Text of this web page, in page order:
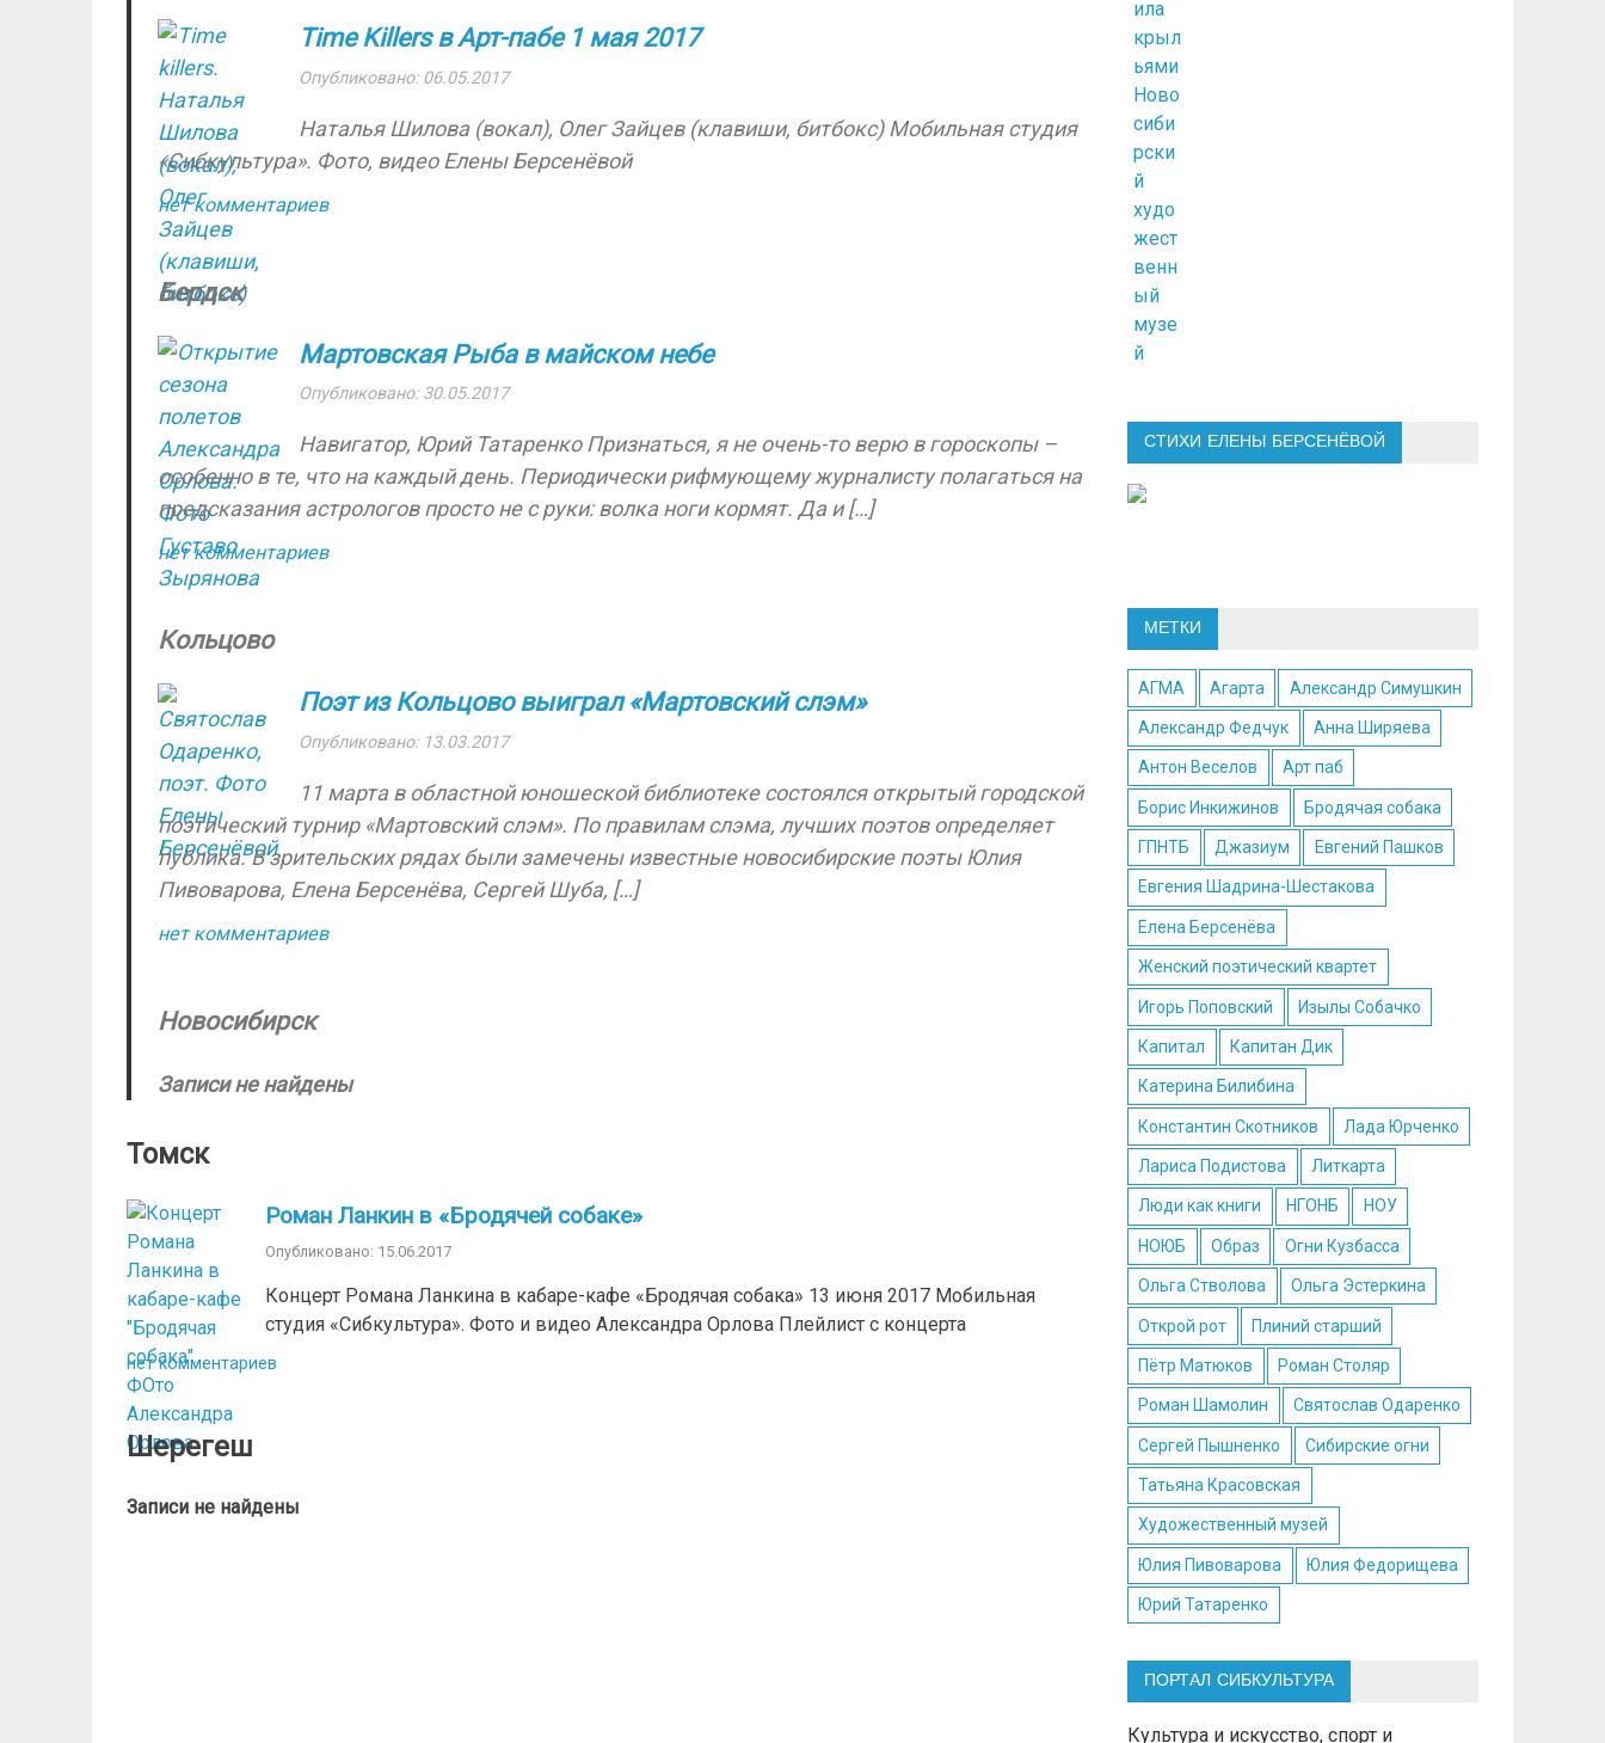
Time Killers в Арт-пабе 1 мая 2017
Опубликовано: 06.05.2017
Наталья Шилова (вокал), Олег Зайцев (клавиши, битбокс) Мобильная студия
«Сибкультура». Фото, видео Елены Берсенёвой
нет комментариев
Бердск
Мартовская Рыба в майском небе
Опубликовано: 30.05.2017
Навигатор, Юрий Татаренко Признаться, я не очень-то верю в гороскопы –
особенно в те, что на каждый день. Периодически рифмующему журналисту полагаться на
предсказания астрологов просто не с руки: волка ноги кормят. Да и […]
нет комментариев
Кольцово
Поэт из Кольцово выиграл «Мартовский слэм»
Опубликовано: 13.03.2017
11 марта в областной юношеской библиотеке состоялся открытый городской
поэтический турнир «Мартовский слэм». По правилам слэма, лучших поэтов определяет
публика. В зрительских рядах были замечены известные новосибирские поэты Юлия
Пивоварова, Елена Берсенёва, Сергей Шуба, […]
нет комментариев
Новосибирск
Записи не найдены
Томск
Роман Ланкин в «Бродячей собаке»
Опубликовано: 15.06.2017
Концерт Романа Ланкина в кабаре-кафе «Бродячая собака» 13 июня 2017 Мобильная
студия «Сибкультура». Фото и видео Александра Орлова Плейлист с концерта
нет комментариев
Шерегеш
Записи не найдены
СТИХИ ЕЛЕНЫ БЕРСЕНЁВОЙ
МЕТКИ
АГМА Агарта Александр Симушкин
Александр Федчук Анна Ширяева
Антон Веселов Арт паб
Борис Инкижинов Бродячая собака
ГПНТБ Джазиум Евгений Пашков
Евгения Шадрина-Шестакова
Елена Берсенёва
Женский поэтический квартет
Игорь Поповский Изылы Собачко
Капитал Капитан Дик
Катерина Билибина
Константин Скотников Лада Юрченко
Лариса Подистова Литкарта
Люди как книги НГОНБ НОУ
НОЮБ Образ Огни Кузбасса
Ольга Стволова Ольга Эстеркина
Открой рот Плиний старший
Пётр Матюков Роман Столяр
Роман Шамолин Святослав Одаренко
Сергей Пышненко Сибирские огни
Татьяна Красовская
Художественный музей
Юлия Пивоварова Юлия Федорищева
Юрий Татаренко
ПОРТАЛ СИБКУЛЬТУРА
Культура и искусство, спорт и